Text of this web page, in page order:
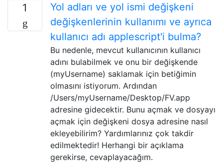
1
Yol adları ve yol ismi değişkeni
değişkenlerinin kullanımı ve ayrıca
kullanıcı adı applescript'i bulma?
Bu nedenle, mevcut kullanıcının kullanıcı
adını bulabilmek ve onu bir değişkende
(myUsername) saklamak için betiğimin
olmasını istiyorum. Ardından
/Users/myUsername/Desktop/FV.app
adresine gidecektir. Bunu açmak ve dosyayı
açmak için değişkeni dosya adresine nasıl
ekleyebilirim? Yardımlarınız çok takdir
edilmektedir! Herhangi bir açıklama
gerekirse, cevaplayacağım.